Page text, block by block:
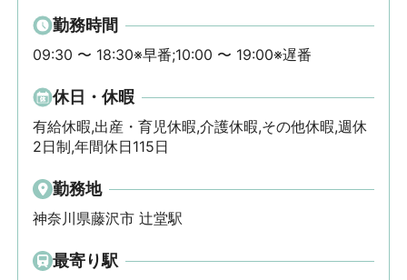
勤務時間
09:30 〜 18:30※早番;10:00 〜 19:00※遅番
休日・休暇
有給休暇,出産・育児休暇,介護休暇,その他休暇,週休
2日制,年間休日115日
勤務地
神奈川県藤沢市 辻堂駅
最寄り駅